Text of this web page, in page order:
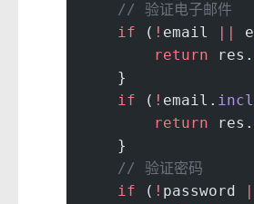
    // 验证电子邮件
    if
( ! email
        return
res.
    }
    if
( ! email.
        return
res.
    }
    // 验证密码
    if
( ! password